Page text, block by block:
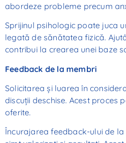
abordeze probleme precum
Sprijinul psihologic poate juca
legată de sănătatea fizică.
contribui la crearea unei baze
Feedback de la membri
Solicitarea și luarea în
discuții deschise. Acest
oferite.
Încurajarea feedback-ului de